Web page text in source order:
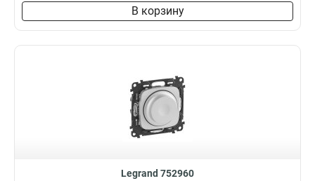
В корзину
Legrand 752960